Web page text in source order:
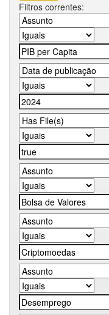
Filtros correntes: